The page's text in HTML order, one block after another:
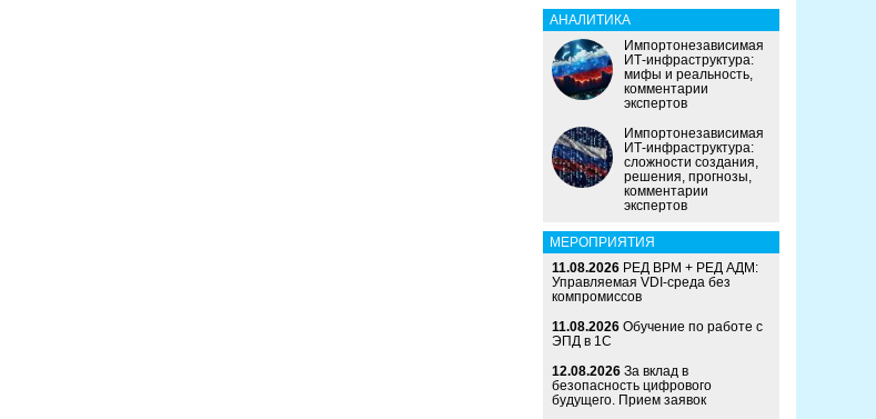
АНАЛИТИКА
Импортонезависимая
ИТ-инфраструктура:
мифы и реальность,
комментарии
экспертов
Импортонезависимая
ИТ-инфраструктура:
сложности создания,
решения, прогнозы,
комментарии
экспертов
МЕРОПРИЯТИЯ
11.08.2026 РЕД ВРМ + РЕД АДМ:
Управляемая VDI-среда без
компромиссов
11.08.2026 Обучение по работе с
ЭПД в 1С
12.08.2026 За вклад в
безопасность цифрового
будущего. Прием заявок